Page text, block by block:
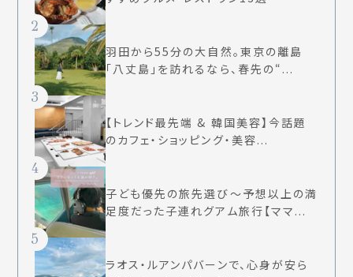
2
羽田から55分の大自然。東京の離島
「八丈島」を訪れるなら、春先の“...
3
【トレンド最先端 & 韓国美容】今話題
のカフェ・ショッピング・美容...
4
子ども優先の旅先選び〜予想以上の満
足度だった子連れグアム旅行【ママ...
5
ラオス・ルアンパバーンで、心身が安ら